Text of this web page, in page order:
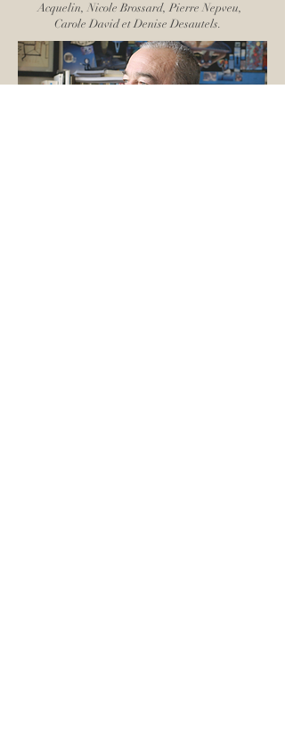
Acquelin, Nicole Brossard, Pierre Nepveu,
Carole David et Denise Desautels.